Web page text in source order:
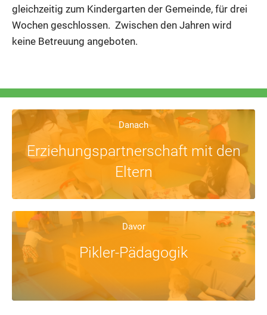
gleichzeitig zum Kindergarten der Gemeinde, für drei
Wochen geschlossen. Zwischen den Jahren wird
keine Betreuung angeboten.
Danach
Erziehungspartnerschaft mit den
Eltern
Davor
Pikler-Pädagogik